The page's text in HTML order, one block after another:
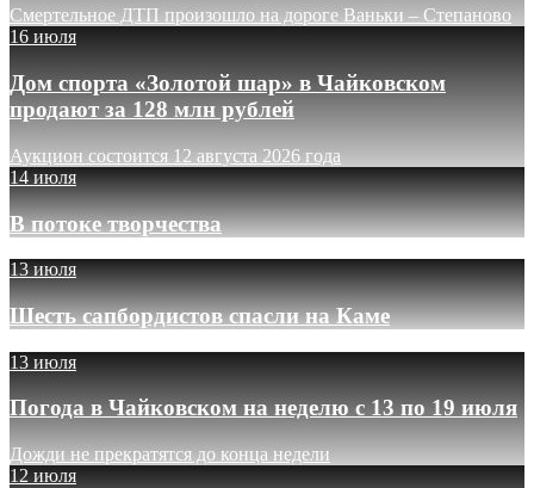
Смертельное ДТП произошло на дороге Ваньки – Степаново
16 июля
Дом спорта «Золотой шар» в Чайковском
продают за 128 млн рублей
Аукцион состоится 12 августа 2026 года
14 июля
В потоке творчества
13 июля
Шесть сапбордистов спасли на Каме
13 июля
Погода в Чайковском на неделю с 13 по 19 июля
Дожди не прекратятся до конца недели
12 июля